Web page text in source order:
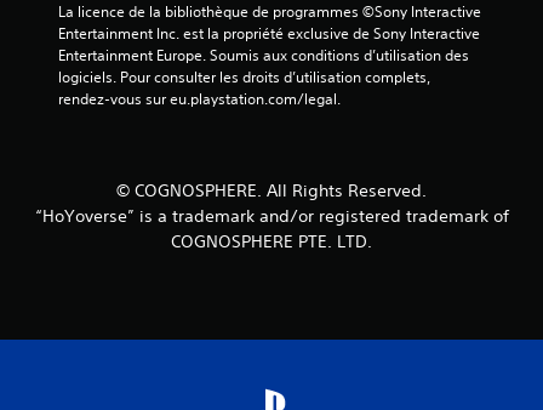
s
La licence de la bibliothèque de programmes ©Sony Interactive
Entertainment Inc. est la propriété exclusive de Sony Interactive
Entertainment Europe. Soumis aux conditions d’utilisation des
logiciels. Pour consulter les droits d’utilisation complets,
rendez-vous sur eu.playstation.com/legal.
© COGNOSPHERE. All Rights Reserved.
“HoYoverse” is a trademark and/or registered trademark of
COGNOSPHERE PTE. LTD.